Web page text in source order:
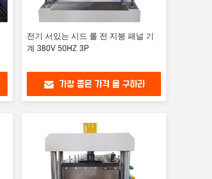
전기 서있는 시드 롤 전 지붕 패널 기
계 380V 50HZ 3P
가장 좋은 가격 을 구하라